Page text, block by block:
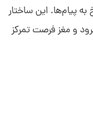
پیام‌ها. این ساختار
و مغز فرصت تمرکز